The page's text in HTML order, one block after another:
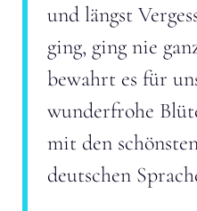
und längst
ging, ging nie
bewahrt es für
wunderfrohe
mit den
deutschen